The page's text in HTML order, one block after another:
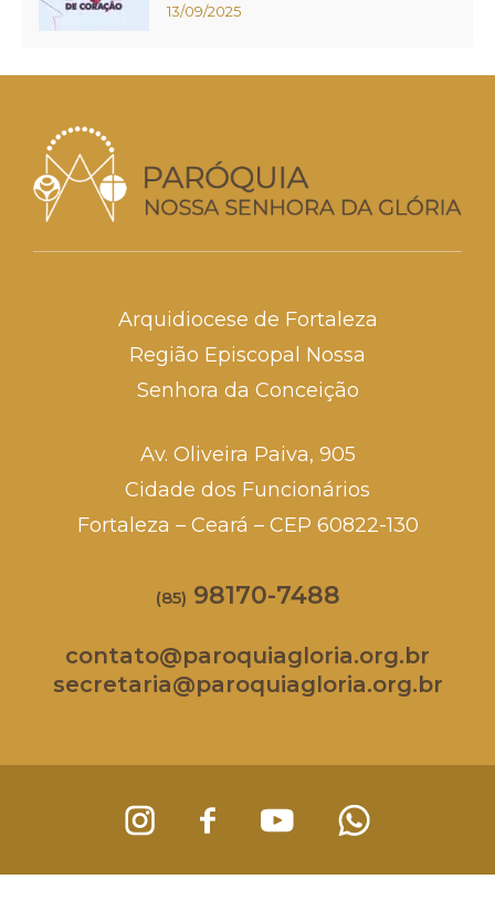
13/09/2025
Arquidiocese de Fortaleza
Região Episcopal Nossa
Senhora da Conceição
Av. Oliveira Paiva, 905
Cidade dos Funcionários
Fortaleza – Ceará – CEP 60822-130
(85) 98170-7488
contato@paroquiagloria.org.br
secretaria@paroquiagloria.org.br